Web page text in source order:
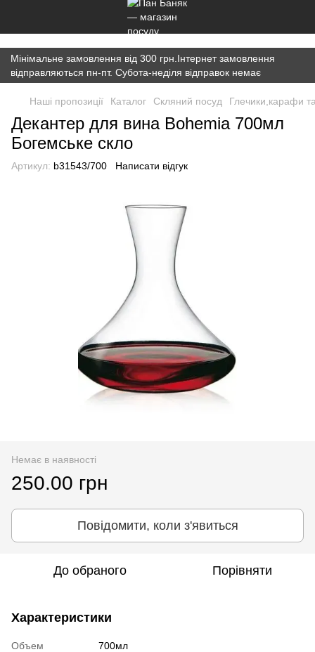
})(window,document,'script','dataLayer','GTM-K7JWBM2W');
Мінімальне замовлення від 300 грн.Інтернет замовлення
відправляються пн-пт. Субота-неділя відправок немає
Наші пропозиції Каталог Скляний посуд Глечики,карафи
Декантер для вина Bohemia 700мл
Богемське скло
Артикул: b31543/700 Написати відгук
Немає в наявності
250.00 грн
Повідомити, коли з'явиться
До обраного Порівняти
Характеристики
Объем
700мл